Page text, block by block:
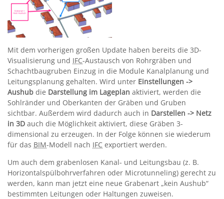
Mit dem vorherigen großen Update haben bereits die 3D-
Visualisierung und IFC-Austausch von Rohrgräben und
Schachtbaugruben Einzug in die Module Kanalplanung und
Leitungsplanung gehalten. Wird unter Einstellungen ->
Aushub die Darstellung im Lageplan aktiviert, werden die
Sohlränder und Oberkanten der Gräben und Gruben
sichtbar. Außerdem wird dadurch auch in Darstellen -> Netz
in 3D auch die Möglichkeit aktiviert, diese Gräben 3-
dimensional zu erzeugen. In der Folge können sie wiederum
für das BIM-Modell nach IFC exportiert werden.
Um auch dem grabenlosen Kanal- und Leitungsbau (z. B.
Horizontalspülbohrverfahren oder Microtunneling) gerecht zu
werden, kann man jetzt eine neue Grabenart „kein Aushub“
bestimmten Leitungen oder Haltungen zuweisen.